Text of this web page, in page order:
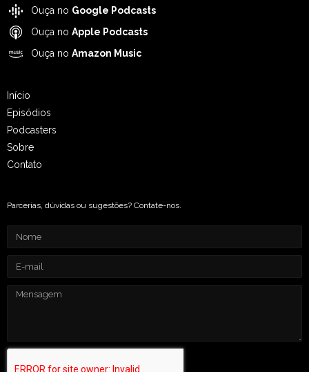
Ouça no Google Podcasts
Ouça no Apple Podcasts
Ouça no Amazon Music
Início
Episódios
Podcasters
Sobre
Contato
Parcerias, dúvidas ou sugestões? Contate-nos.